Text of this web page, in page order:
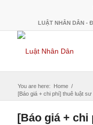
LUẬT NHÂN DÂN -
You are here: Home /
[Báo giá + chi phí] thuê luật sư
[Báo giá +